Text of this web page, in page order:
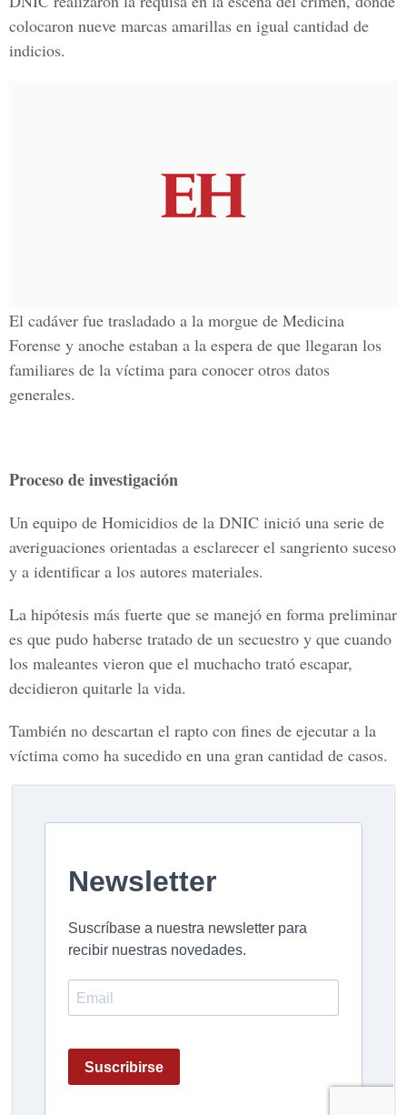
colocaron nueve marcas amarillas en igual cantidad de
indicios.
El cadáver fue trasladado a la morgue de Medicina
Forense y anoche estaban a la espera de que llegaran los
familiares de la víctima para conocer otros datos
generales.
Proceso de investigación
Un equipo de Homicidios de la DNIC inició una serie de
averiguaciones orientadas a esclarecer el sangriento suceso
y a identificar a los autores materiales.
La hipótesis más fuerte que se manejó en forma preliminar
es que pudo haberse tratado de un secuestro y que cuando
los maleantes vieron que el muchacho trató escapar,
decidieron quitarle la vida.
También no descartan el rapto con fines de ejecutar a la
víctima como ha sucedido en una gran cantidad de casos.